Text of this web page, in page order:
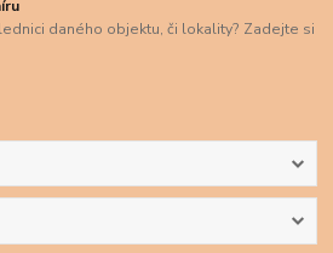
daného objektu, či lokality? Zadejte si